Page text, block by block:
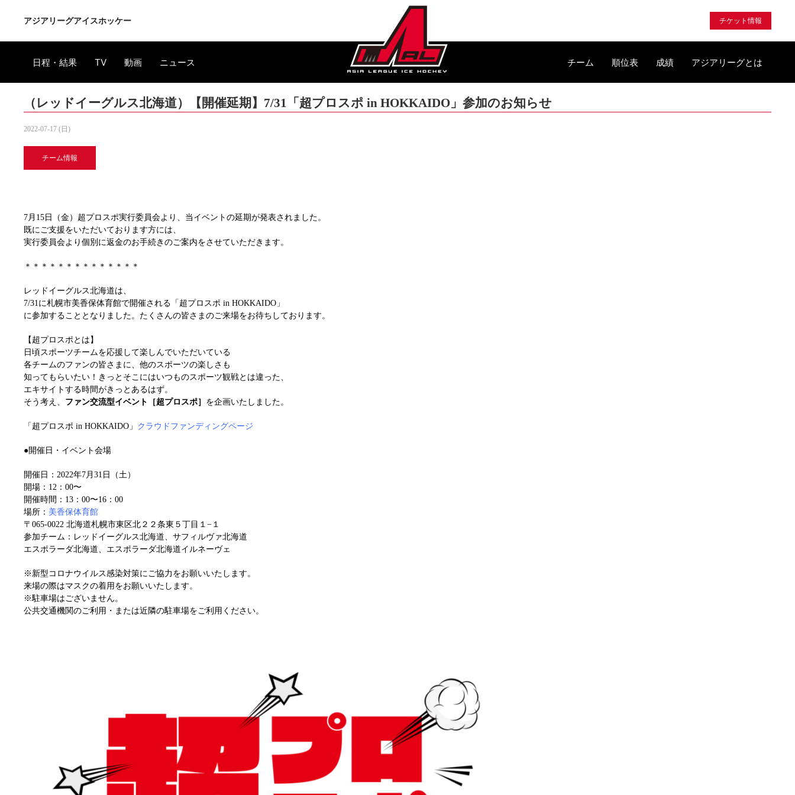
アジアリーグアイスホッケー チケット情報
日程・結果 TV 動画 ニュース チーム 順位表 成績 アジアリーグとは
（レッドイーグルス北海道）【開催延期】7/31「超プロスポ in HOKKAIDO」参加のお知らせ
2022-07-17 (日)
チーム情報
7月15日（金）超プロスポ実行委員会より、当イベントの延期が発表されました。
既にご支援をいただいております方には、
実行委員会より個別に返金のお手続きのご案内をさせていただきます。
＊＊＊＊＊＊＊＊＊＊＊＊＊＊
レッドイーグルス北海道は、
7/31に札幌市美香保体育館で開催される「超プロスポ in HOKKAIDO」
に参加することとなりました。たくさんの皆さまのご来場をお待ちしております。
【超プロスポとは】
日頃スポーツチームを応援して楽しんでいただいている
各チームのファンの皆さまに、他のスポーツの楽しさも
知ってもらいたい！きっとそこにはいつものスポーツ観戦とは違った、
エキサイトする時間がきっとあるはず。
そう考え、 ファン交流型イベント［超プロスポ］ を企画いたしました。
「超プロスポ in HOKKAIDO」 クラウドファンディングページ
●開催日・イベント会場
開催日：2022年7月31日（土）
開場：12：00〜
開催時間：13：00〜16：00
場所： 美香保体育館
〒065-0022 北海道札幌市東区北２２条東５丁目１−１
参加チーム：レッドイーグルス北海道、サフィルヴァ北海道
エスポラーダ北海道、エスポラーダ北海道イルネーヴェ
※新型コロナウイルス感染対策にご協力をお願いいたします。
来場の際はマスクの着用をお願いいたします。
※駐車場はございません。
公共交通機関のご利用・または近隣の駐車場をご利用ください。